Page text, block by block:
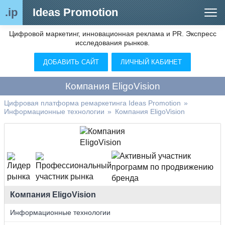
.ip Ideas Promotion
Сегменты рынка
Цифровой ремаркетинг (анализ рынка)
Видео
О нас
Цифровой маркетинг, инновационная реклама и PR. Экспресс
исследования рынков.
ДОБАВИТЬ САЙТ ЛИЧНЫЙ КАБИНЕТ
Компания EligoVision
Цифровая платформа ремаркетинга Ideas Promotion »
Информационные технологии » Компания EligoVision
Компания EligoVision
Информационные технологии